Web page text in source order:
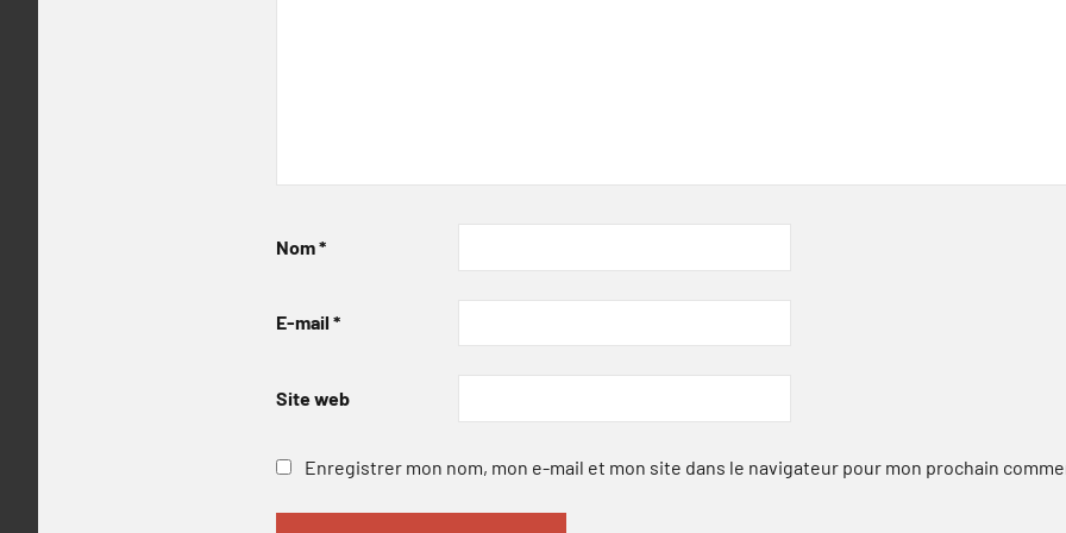
Nom*
E-mail *
Site web
Enregistrer mon nom, mon e-mail et mon site dans le navigateur pour mon prochain